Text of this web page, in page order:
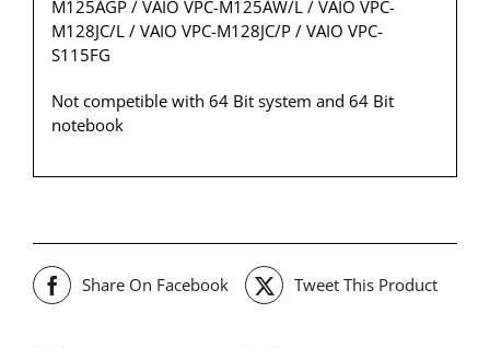
M125AGP / VAIO VPC-M125AW/L / VAIO VPC-
M128JC/L / VAIO VPC-M128JC/P / VAIO VPC-
S115FG
Not competible with 64 Bit system and 64 Bit
notebook
Share On Facebook Tweet This Product